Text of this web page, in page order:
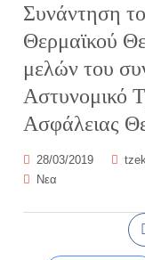
Συνάντηση
Θερμαϊκού
μελών του
Αστυνομικό
Ασφάλειας
28/03/2019
Νεα